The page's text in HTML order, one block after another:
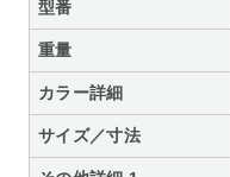
型番
重量
カラー詳細
サイズ／寸法